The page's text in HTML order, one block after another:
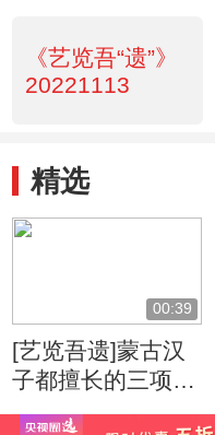
《艺览吾“遗”》
20221113
精选
00:39
[艺览吾遗]蒙古汉
子都擅长的三项技
艺